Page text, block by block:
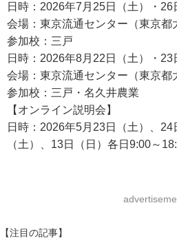
日時：2026年7月25日（土）・26
会場：東京流通センター（東京都
参加校：三戸
日時：2026年8月22日（土）・23
会場：東京流通センター（東京都
参加校：三戸・名久井農業
【オンライン説明会】
日時：2026年5月23日（土）、24
（土）、13日（日）各日9:00～
【注目の記事】